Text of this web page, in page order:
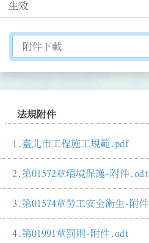
生效
切換選擇法規資訊內容
法規附件
臺北市工程施工規範.pdf
第01572章環境保護-附件.odt
第01574章勞工安全衛生-附
第01991章罰則-附件.odt